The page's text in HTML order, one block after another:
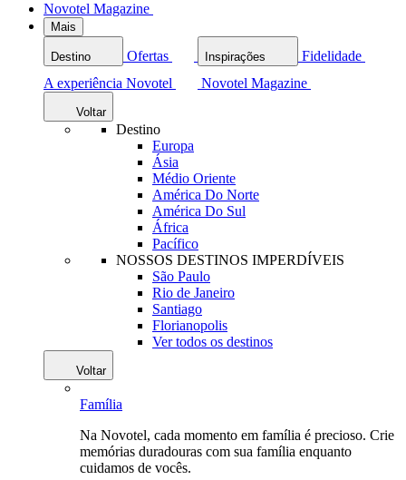
Novotel Magazine
Mais
Destino Ofertas Inspirações
Fidelidade
A experiência Novotel
Novotel Magazine
Voltar
Destino
Europa
Ásia
Médio Oriente
América Do Norte
América Do Sul
África
Pacífico
NOSSOS DESTINOS IMPERDÍVEIS
São Paulo
Rio de Janeiro
Santiago
Florianopolis
Ver todos os destinos
Voltar
Família
Na Novotel, cada momento em família é precioso. Crie
memórias duradouras com sua família enquanto
cuidamos de vocês.